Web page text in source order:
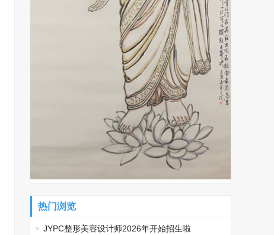
热门浏览
JYPC整形美容设计师2026年开始招生啦